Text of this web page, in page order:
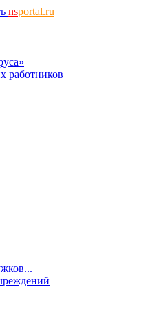
nsportal.ru
работников